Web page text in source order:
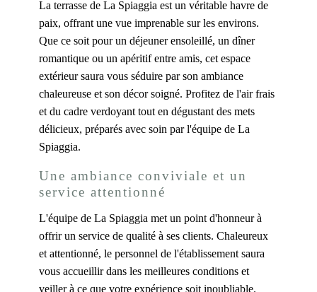
La terrasse de La Spiaggia est un véritable havre de
paix, offrant une vue imprenable sur les environs.
Que ce soit pour un déjeuner ensoleillé, un dîner
romantique ou un apéritif entre amis, cet espace
extérieur saura vous séduire par son ambiance
chaleureuse et son décor soigné. Profitez de l'air frais
et du cadre verdoyant tout en dégustant des mets
délicieux, préparés avec soin par l'équipe de La
Spiaggia.
Une ambiance conviviale et un
service attentionné
L'équipe de La Spiaggia met un point d'honneur à
offrir un service de qualité à ses clients. Chaleureux
et attentionné, le personnel de l'établissement saura
vous accueillir dans les meilleures conditions et
veiller à ce que votre expérience soit inoubliable.